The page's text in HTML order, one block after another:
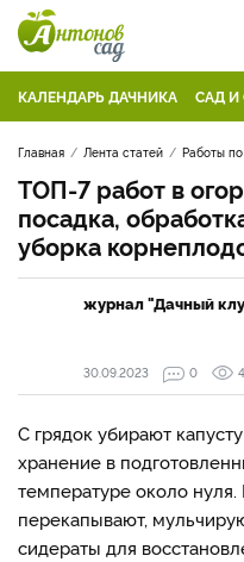
КАЛЕНДАРЬ ДАЧНИКА САД И
Главная Лента статей Работы
ТОП-7 работ в
посадка,
уборка
журнал "Дачный
30.09.2023
0
С грядок убирают
хранение в
температуре около
перекапывают,
сидераты для